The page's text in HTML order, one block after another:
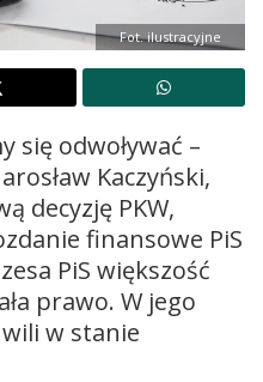
Fot. ilustracyjne
się odwoływać –
Kaczyński,
decyzję PKW,
finansowe PiS
PiS większość
prawo. W jego
w stanie